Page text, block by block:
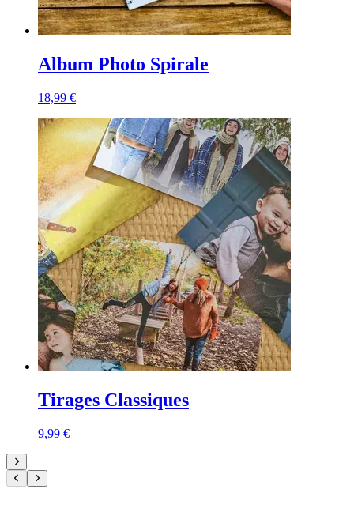
Album Photo Spirale
18,99 €
Tirages Classiques
9,99 €